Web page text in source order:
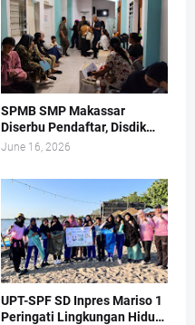
SPMB SMP Makassar
Diserbu Pendaftar, Disdik
Sampai Buka Layanan di
June 16, 2026
UPT-SPF SD Inpres Mariso 1
Peringati Lingkungan Hidup